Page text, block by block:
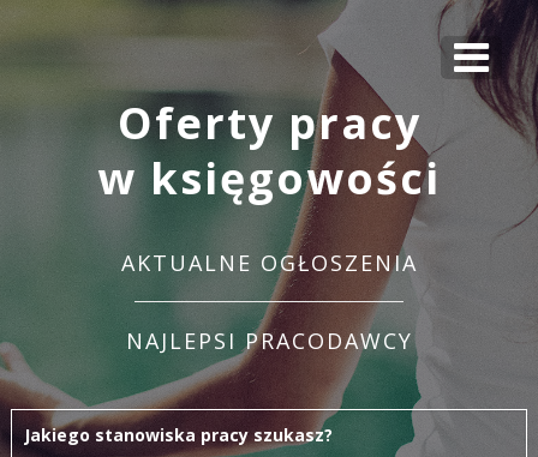
Oferty pracy
w księgowości
AKTUALNE OGŁOSZENIA
NAJLEPSI PRACODAWCY